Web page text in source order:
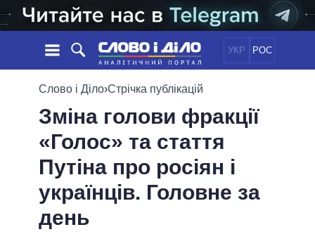
УКР РОС
НОВИНИ
СТРІЧКА
ПОДІЇ
СТАТТІ
ДУМКИ
ОГЛЯДИ
ДАЙДЖЕСТИ
ПОЛІТИКА
ЕКОНОМІКА
СУСПІЛЬСТВО
ОБIЦЯНКИ
ПОЛIТИКИ
УСІ ПОЛІТИКИ
ПРЕЗИДЕНТ І ОФІС
ВЕРХОВНА РАДА
ІНФОГРАФІКА
Слово і Діло›Стрічка публікацій
Зміна голови фракції
«Голос» та стаття
Путіна про росіян і
українців. Головне за
день